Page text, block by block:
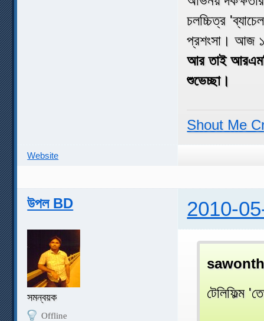
চলচ্চিত্র
প্রশংসা। আজ ১
আর তাই
শুভেচ্ছা।
Shout Me
Website
উপল BD 2010-
সমন্বয়ক
Offline
টেলিফিল্ম